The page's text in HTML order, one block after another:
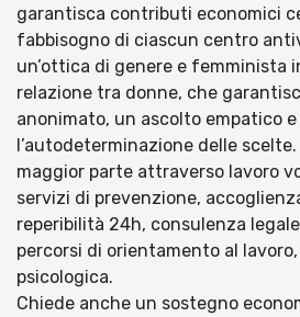
garantisca contributi economici
fabbisogno di ciascun centro
un’ottica di genere e femminista
relazione tra donne, che
anonimato, un ascolto empatico
l’autodeterminazione delle
maggior parte attraverso lavoro
servizi di prevenzione,
reperibilità 24h, consulenza
percorsi di orientamento al
psicologica.
Chiede anche un sostegno